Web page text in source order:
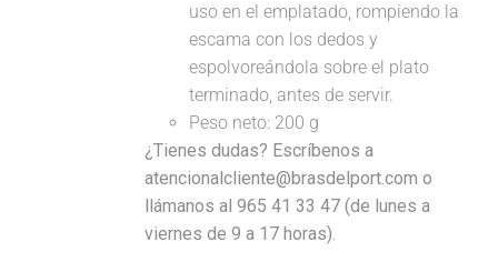
uso en el emplatado, rompiendo la
escama con los dedos y
espolvoreándola sobre el plato
terminado, antes de servir.
Peso neto: 200 g
¿Tienes dudas? Escríbenos a
atencionalcliente@brasdelport.com o
llámanos al 965 41 33 47 (de lunes a
viernes de 9 a 17 horas).